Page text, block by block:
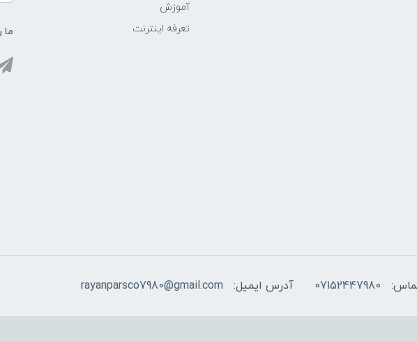
آموزش
تعرفه اینترنت
ما
07152447980 آدرس ایمیل: rayanparsco7980@gmail.com